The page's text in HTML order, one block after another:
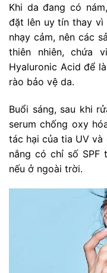
Khi da đang có
đặt lên uy tín thay vì
nhạy cảm, nên các
thiên nhiên, chứa
Hyaluronic Acid để
rào bảo vệ da.
Buổi sáng, sau khi
serum chống oxy
tác hại của tia UV và
nắng có chỉ số
nếu ở ngoài trời.